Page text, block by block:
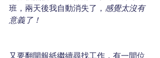
班，兩天後我自動消失了， 感覺太沒有
意義了！
又要翻開報紙繼續尋找工作，有一間位